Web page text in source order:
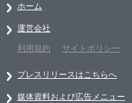
ホーム
運営会社
利用規約
サイトポリシー
プレスリリースはこちらへ
媒体資料および広告メニュー